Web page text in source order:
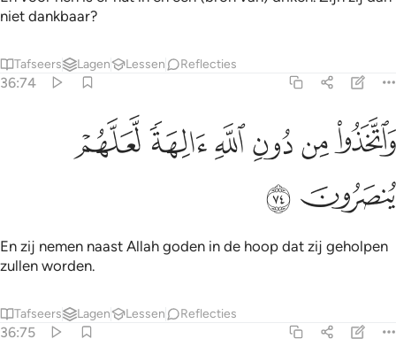
niet dankbaar?
Tafseers Lagen Lessen Reflecties
36:74
واتخذوا من دون الله الهة لعلهم ينصرون ٧٤
وَٱتَّخَذُوا۟ مِن دُونِ ٱللَّهِ ءَالِهَةًۭ لَّعَلَّهُمْ يُنصَرُونَ ٧٤
ﱝﱞﱟﱠﱡﱢ
ﱣ ﱤ
En zij nemen naast Allah goden in de hoop dat zij geholpen
zullen worden.
Tafseers Lagen Lessen Reflecties
36:75